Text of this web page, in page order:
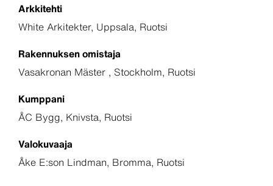
Arkkitehti
White Arkitekter, Uppsala, Ruotsi
Rakennuksen omistaja
Vasakronan Mäster , Stockholm, Ruotsi
Kumppani
ÅC Bygg, Knivsta, Ruotsi
Valokuvaaja
Åke E:son Lindman, Bromma, Ruotsi